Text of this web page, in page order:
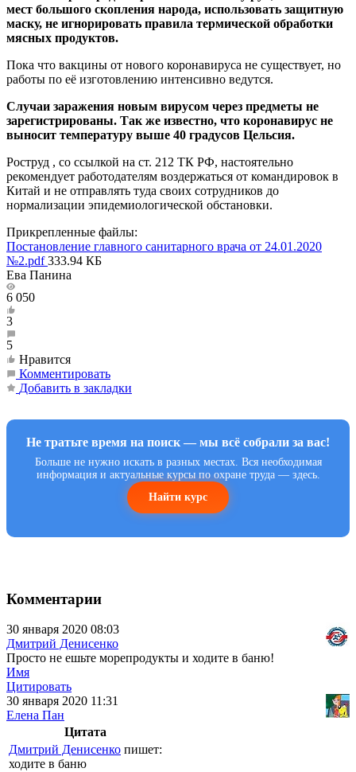
мест большого скопления народа, использовать защитную
маску, не игнорировать правила термической обработки
мясных продуктов.
Пока что вакцины от нового коронавируса не существует, но
работы по её изготовлению интенсивно ведутся.
Случаи заражения новым вирусом через предметы не
зарегистрированы. Так же известно, что коронавирус не
выносит температуру выше 40 градусов Цельсия.
Роструд , со ссылкой на ст. 212 ТК РФ, настоятельно
рекомендует работодателям воздержаться от командировок в
Китай и не отправлять туда своих сотрудников до
нормализации эпидемиологической обстановки.
Прикрепленные файлы:
Постановление главного санитарного врача от 24.01.2020
№2.pdf333.94 КБ
Ева Панина
6 050
3
5
Нравится
Комментировать
Добавить в закладки
Не тратьте время на поиск — мы всё собрали за вас!
Больше не нужно искать в разных местах. Вся необходимая
информация и актуальные курсы по охране труда — здесь.
Найти курс
Комментарии
30 января 2020 08:03
Дмитрий Денисенко
Просто не ешьте морепродукты и ходите в баню!
Имя
Цитировать
30 января 2020 11:31
Елена Пан
Цитата
Дмитрий Денисенко пишет:
ходите в баню